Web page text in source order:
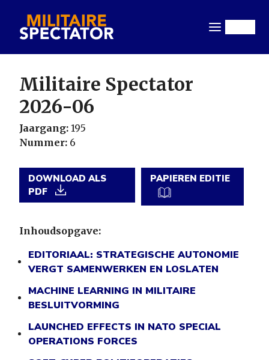
naar
gaanMilitaire Spectator
2026-06
Jaargang: 195
Nummer: 6
DOWNLOAD ALS
PDF
PAPIEREN EDITIE
Inhoudsopgave:
EDITORIAAL: STRATEGISCHE AUTONOMIE
VERGT SAMENWERKEN EN LOSLATEN
MACHINE LEARNING IN MILITAIRE
BESLUITVORMING
LAUNCHED EFFECTS IN NATO SPECIAL
OPERATIONS FORCES